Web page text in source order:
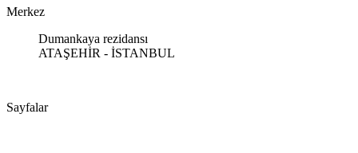
Merkez
Dumankaya rezidansı
ATAŞEHİR - İSTANBUL
Sayfalar